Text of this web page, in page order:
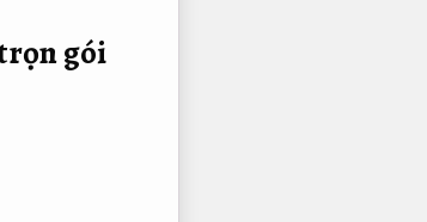
gói